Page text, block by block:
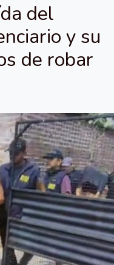
del
y su
de robar